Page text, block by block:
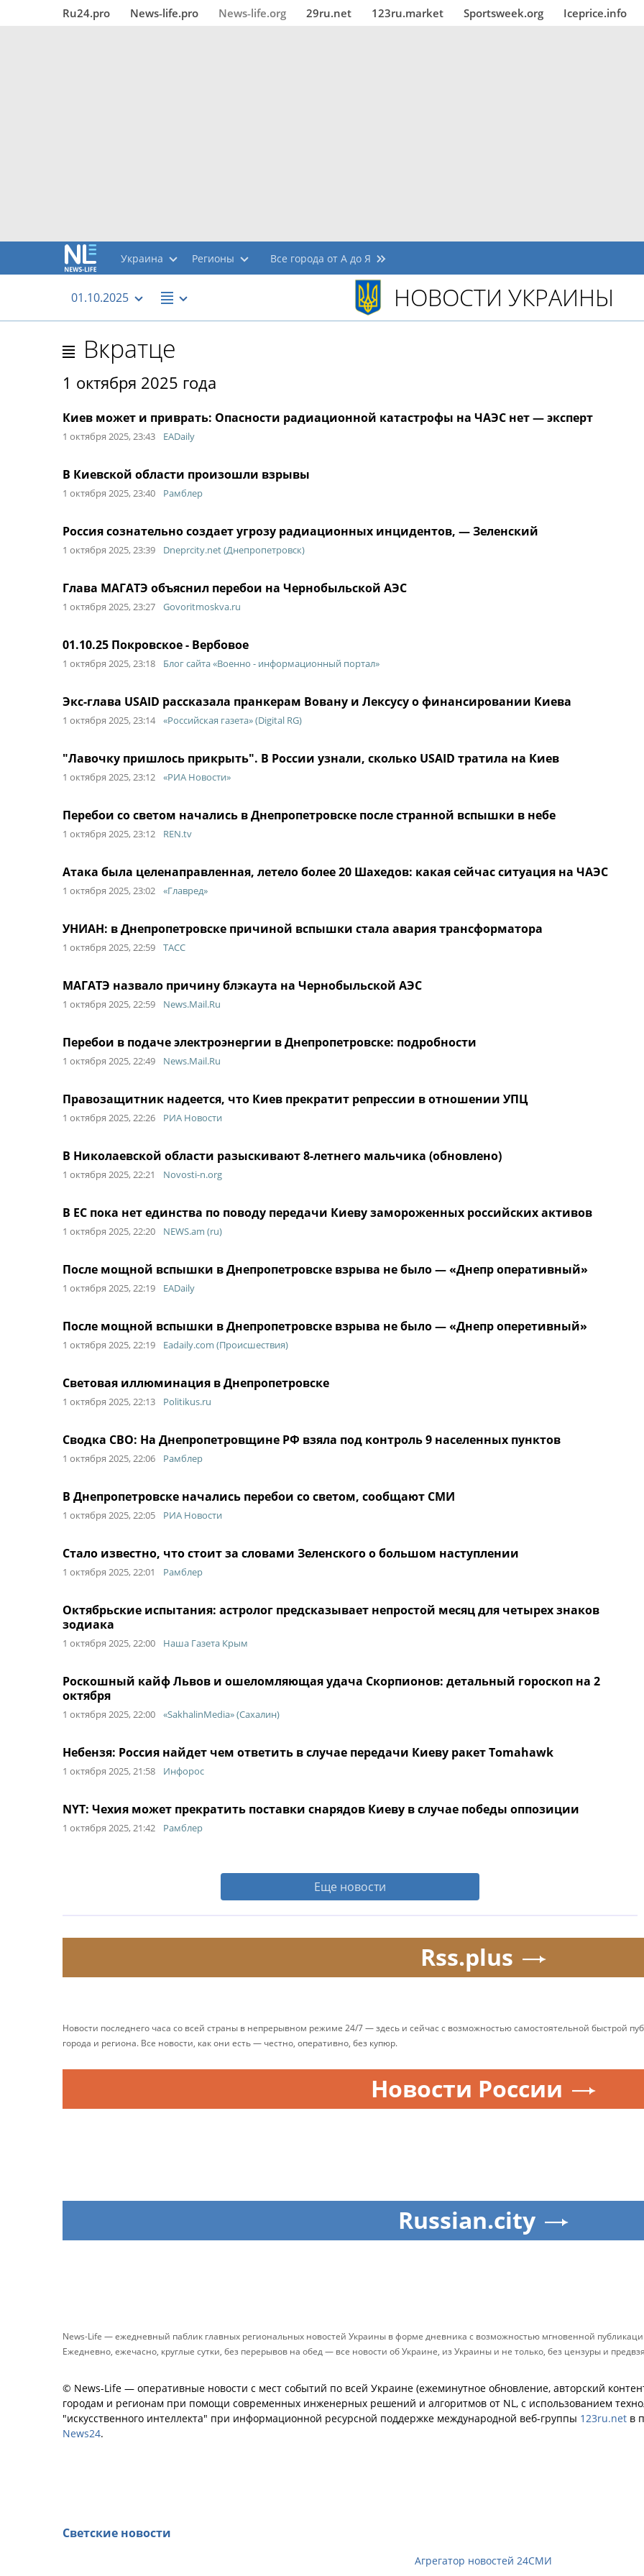
Ru24.pro News‑life.pro News‑life.org 29ru.net 123ru.market Sportsweek.org Iceprice.info
Украина Регионы Все города от А до Я
01.10.2025 НОВОСТИ УКРАИНЫ
Вкратце
1 октября 2025 года
Киев может и приврать: Опасности радиационной катастрофы на ЧАЭС нет — эксперт
1 октября 2025, 23:43 EADaily
В Киевской области произошли взрывы
1 октября 2025, 23:40 Рамблер
Россия сознательно создает угрозу радиационных инцидентов, — Зеленский
1 октября 2025, 23:39 Dneprcity.net (Днепропетровск)
Глава МАГАТЭ объяснил перебои на Чернобыльской АЭС
1 октября 2025, 23:27 Govoritmoskva.ru
01.10.25 Покровское - Вербовое
1 октября 2025, 23:18 Блог сайта «Военно - информационный портал»
Экс-глава USAID рассказала пранкерам Вовану и Лексусу о финансировании Киева
1 октября 2025, 23:14 «Российская газета» (Digital RG)
"Лавочку пришлось прикрыть". В России узнали, сколько USAID тратила на Киев
1 октября 2025, 23:12 «РИА Новости»
Перебои со светом начались в Днепропетровске после странной вспышки в небе
1 октября 2025, 23:12 REN.tv
Атака была целенаправленная, летело более 20 Шахедов: какая сейчас ситуация на ЧАЭС
1 октября 2025, 23:02 «Главред»
УНИАН: в Днепропетровске причиной вспышки стала авария трансформатора
1 октября 2025, 22:59 ТАСС
МАГАТЭ назвало причину блэкаута на Чернобыльской АЭС
1 октября 2025, 22:59 News.Mail.Ru
Перебои в подаче электроэнергии в Днепропетровске: подробности
1 октября 2025, 22:49 News.Mail.Ru
Правозащитник надеется, что Киев прекратит репрессии в отношении УПЦ
1 октября 2025, 22:26 РИА Новости
В Николаевской области разыскивают 8-летнего мальчика (обновлено)
1 октября 2025, 22:21 Novosti-n.org
В ЕС пока нет единства по поводу передачи Киеву замороженных российских активов
1 октября 2025, 22:20 NEWS.am (ru)
После мощной вспышки в Днепропетровске взрыва не было — «Днепр оперативный»
1 октября 2025, 22:19 EADaily
После мощной вспышки в Днепропетровске взрыва не было — «Днепр оперетивный»
1 октября 2025, 22:19 Eadaily.com (Происшествия)
Световая иллюминация в Днепропетровске
1 октября 2025, 22:13 Politikus.ru
Сводка СВО: На Днепропетровщине РФ взяла под контроль 9 населенных пунктов
1 октября 2025, 22:06 Рамблер
В Днепропетровске начались перебои со светом, сообщают СМИ
1 октября 2025, 22:05 РИА Новости
Стало известно, что стоит за словами Зеленского о большом наступлении
1 октября 2025, 22:01 Рамблер
Октябрьские испытания: астролог предсказывает непростой месяц для четырех знаков
зодиака
1 октября 2025, 22:00 Наша Газета Крым
Роскошный кайф Львов и ошеломляющая удача Скорпионов: детальный гороскоп на 2
октября
1 октября 2025, 22:00 «SakhalinMedia» (Сахалин)
Небензя: Россия найдет чем ответить в случае передачи Киеву ракет Tomahawk
1 октября 2025, 21:58 Инфорос
NYT: Чехия может прекратить поставки снарядов Киеву в случае победы оппозиции
1 октября 2025, 21:42 Рамблер
Еще новости
Rss.plus
Новости последнего часа со всей страны в непрерывном режиме 24/7 — здесь и сейчас с возможностью самостоятельной быстрой
города и региона. Все новости, как они есть — честно, оперативно, без купюр.
Новости России
Russian.city
News-Life — ежедневный паблик главных региональных новостей Украины в форме дневника с возможностью мгновенной
Ежедневно, ежечасно, круглые сутки, без перерывов на обед — все новости об Украине, из Украины и не только, без цензуры и
© News-Life — оперативные новости с мест событий по всей Украине (ежеминутное обновление, авторский
городам и регионам при помощи современных инженерных решений и алгоритмов от NL, с использованием
"искусственного интеллекта" при информационной ресурсной поддержке международной веб-группы 123ru.net в
News24.
Светские новости
Агрегатор новостей 24СМИ